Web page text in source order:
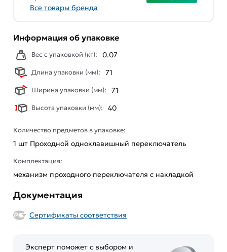
Все товары бренда
Информация об упаковке
Вес с упаковкой (кг): 0.07
Длина упаковки (мм): 71
Ширина упаковки (мм): 71
Высота упаковки (мм): 40
Количество предметов в упаковке:
1 шт Проходной одноклавишный переключатель
Комплектация:
механизм проходного переключателя с накладкой
Документация
Сертификаты соответствия
Эксперт поможет с выбором и